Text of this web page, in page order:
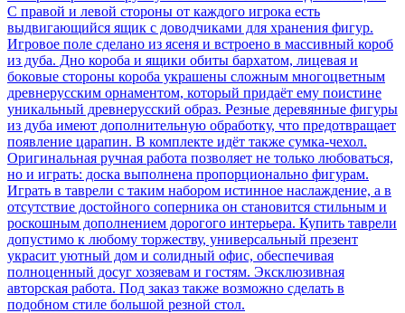
С правой и левой стороны от каждого игрока есть
выдвигающийся ящик с доводчиками для хранения фигур.
Игровое поле сделано из ясеня и встроено в массивный короб
из дуба. Дно короба и ящики обиты бархатом, лицевая и
боковые стороны короба украшены сложным многоцветным
древнерусским орнаментом, который придаёт ему поистине
уникальный древнерусский образ. Резные деревянные фигуры
из дуба имеют дополнительную обработку, что предотвращает
появление царапин. В комплекте идёт также сумка-чехол.
Оригинальная ручная работа позволяет не только любоваться,
но и играть: доска выполнена пропорционально фигурам.
Играть в таврели с таким набором истинное наслаждение, а в
отсутствие достойного соперника он становится стильным и
роскошным дополнением дорогого интерьера. Купить таврели
допустимо к любому торжеству, универсальный презент
украсит уютный дом и солидный офис, обеспечивая
полноценный досуг хозяевам и гостям. Эксклюзивная
авторская работа. Под заказ также возможно сделать в
подобном стиле большой резной стол.